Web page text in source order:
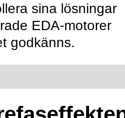
sina lösningar
EDA-motorer
godkänns.